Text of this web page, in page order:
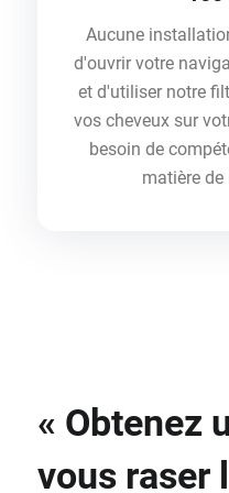
Aucune
d'ouvrir votre
et d'utiliser notre
vos cheveux sur
besoin de
matière
« Obtenez
vous raser